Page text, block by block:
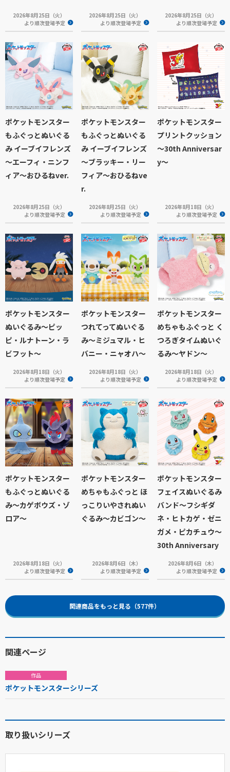
2026年8月25日（火）
より順次登場予定
2026年8月25日（火）
より順次登場予定
2026年8月25日（火）
より順次登場予定
ポケットモンスター
もふぐっとぬいぐる
み イーブイフレンズ
～エーフィ・ニンフ
ィア～おひるねver.
2026年8月25日（火）
より順次登場予定
ポケットモンスター
もふぐっとぬいぐる
み イーブイフレンズ
～ブラッキー・リー
フィア～おひるねve
r.
2026年8月25日（火）
より順次登場予定
ポケットモンスター
プリントクッション
～30th Anniversar
y～
2026年8月18日（火）
より順次登場予定
ポケットモンスター
ぬいぐるみ～ピッ
ピ・ルナトーン・ラ
ビフット～
2026年8月18日（火）
より順次登場予定
ポケットモンスター
つれてってぬいぐる
み～ミジュマル・ヒ
バニー・ニャオハ～
2026年8月18日（火）
より順次登場予定
ポケットモンスター
めちゃもふぐっと く
つろぎタイムぬいぐ
るみ～ヤドン～
2026年8月18日（火）
より順次登場予定
ポケットモンスター
もふぐっとぬいぐる
み～カゲボウズ・ゾ
ロア～
2026年8月18日（火）
より順次登場予定
ポケットモンスター
めちゃもふぐっと ほ
っこりいやされぬい
ぐるみ～カビゴン～
2026年8月6日（木）
より順次登場予定
ポケットモンスター
フェイスぬいぐるみ
バンド～フシギダ
ネ・ヒトカゲ・ゼニ
ガメ・ピカチュウ～
30th Anniversary
2026年8月6日（木）
より順次登場予定
関連商品をもっと見る（577件）
関連ページ
作品
ポケットモンスターシリーズ
取り扱いシリーズ